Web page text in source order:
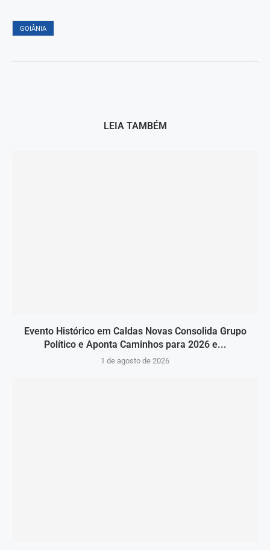
GOIÂNIA
LEIA TAMBÉM
Evento Histórico em Caldas Novas Consolida Grupo
Político e Aponta Caminhos para 2026 e...
1 de agosto de 2026